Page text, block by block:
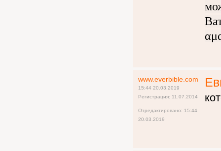
www.everbible.com
15:44 20.03.2019
Регистрация: 11.07.2014
Отредактировано: 15:44
20.03.2019